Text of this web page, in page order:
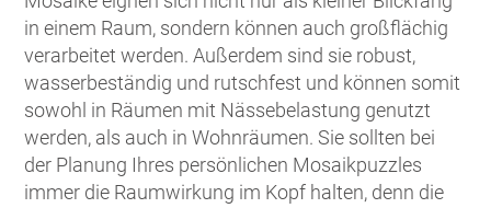
in einem Raum, sondern können auch großflächig
verarbeitet werden. Außerdem sind sie robust,
wasserbeständig und rutschfest und können somit
sowohl in Räumen mit Nässebelastung genutzt
werden, als auch in Wohnräumen. Sie sollten bei
der Planung Ihres persönlichen Mosaikpuzzles
immer die Raumwirkung im Kopf halten, denn die